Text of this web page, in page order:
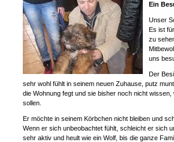
Ein
Unser
Es ist
zu
uns
Der
sehr wohl fühlt in seinem neuen Zuhause, putz
die Wohnung fegt und sie bisher noch nicht
sollen.
Er möchte in seinem Körbchen nicht bleiben und
Wenn er sich unbeobachtet fühlt, schleicht er sich
sehr aktiv und heult wie ein Wolf, bis die ganze